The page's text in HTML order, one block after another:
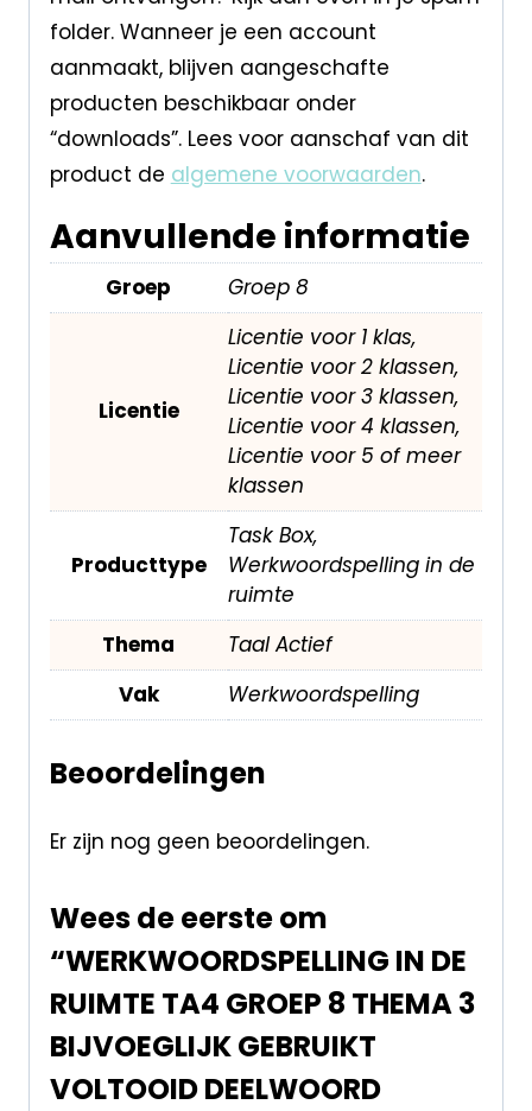
folder. Wanneer je een account
aanmaakt, blijven aangeschafte
producten beschikbaar onder
“downloads”. Lees voor aanschaf van dit
product de algemene voorwaarden.
Aanvullende informatie
Groep Groep 8
Licentie
Licentie voor 1 klas,
Licentie voor 2 klassen,
Licentie voor 3 klassen,
Licentie voor 4 klassen,
Licentie voor 5 of meer
klassen
Producttype
Task Box,
Werkwoordspelling in de
ruimte
Thema
Taal Actief
Vak
Werkwoordspelling
Beoordelingen
Er zijn nog geen beoordelingen.
Wees de eerste om
“WERKWOORDSPELLING IN DE
RUIMTE TA4 GROEP 8 THEMA 3
BIJVOEGLIJK GEBRUIKT
VOLTOOID DEELWOORD